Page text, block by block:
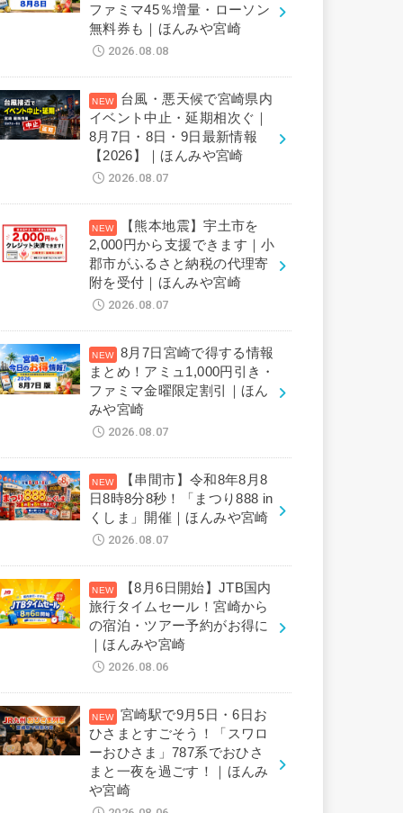
ファミマ45％増量・ローソン
無料券も｜ほんみや宮崎
2026.08.08
台風・悪天候で宮崎県内
イベント中止・延期相次ぐ｜
8月7日・8日・9日最新情報
【2026】｜ほんみや宮崎
2026.08.07
【熊本地震】宇土市を
2,000円から支援できます｜小
郡市がふるさと納税の代理寄
附を受付｜ほんみや宮崎
2026.08.07
8月7日宮崎で得する情報
まとめ！アミュ1,000円引き・
ファミマ金曜限定割引｜ほん
みや宮崎
2026.08.07
【串間市】令和8年8月8
日8時8分8秒！「まつり888 in
くしま」開催｜ほんみや宮崎
2026.08.07
【8月6日開始】JTB国内
旅行タイムセール！宮崎から
の宿泊・ツアー予約がお得に
｜ほんみや宮崎
2026.08.06
宮崎駅で9月5日・6日お
ひさまとすごそう！「スワロ
ーおひさま」787系でおひさ
まと一夜を過ごす！｜ほんみ
や宮崎